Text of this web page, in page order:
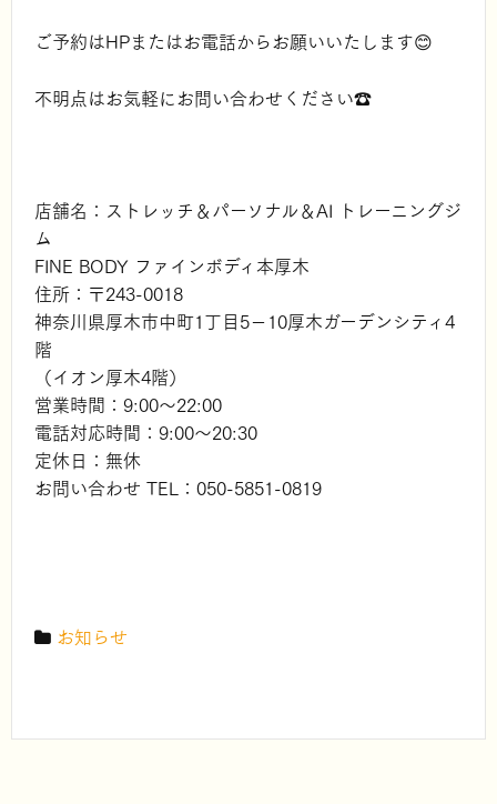
ご予約はHPまたはお電話からお願いいたします😊
不明点はお気軽にお問い合わせください☎️
店舗名：ストレッチ＆パーソナル＆AI トレーニングジ
ム
FINE BODY ファインボディ本厚木
住所：〒243-0018
神奈川県厚木市中町1丁目5−10厚木ガーデンシティ4
階
（イオン厚木4階）
営業時間：9:00～22:00
電話対応時間：9:00～20:30
定休日：無休
お問い合わせ TEL：050-5851-0819
お知らせ